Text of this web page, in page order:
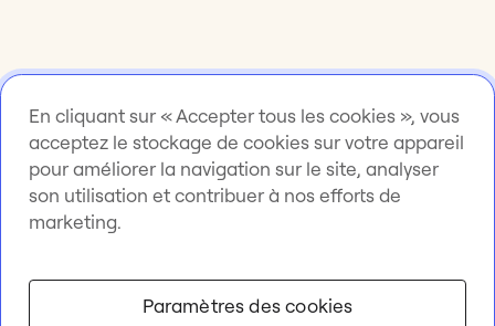
En cliquant sur « Accepter tous les cookies », vous
acceptez le stockage de cookies sur votre appareil
pour améliorer la navigation sur le site, analyser
son utilisation et contribuer à nos efforts de
marketing.
Paramètres des cookies